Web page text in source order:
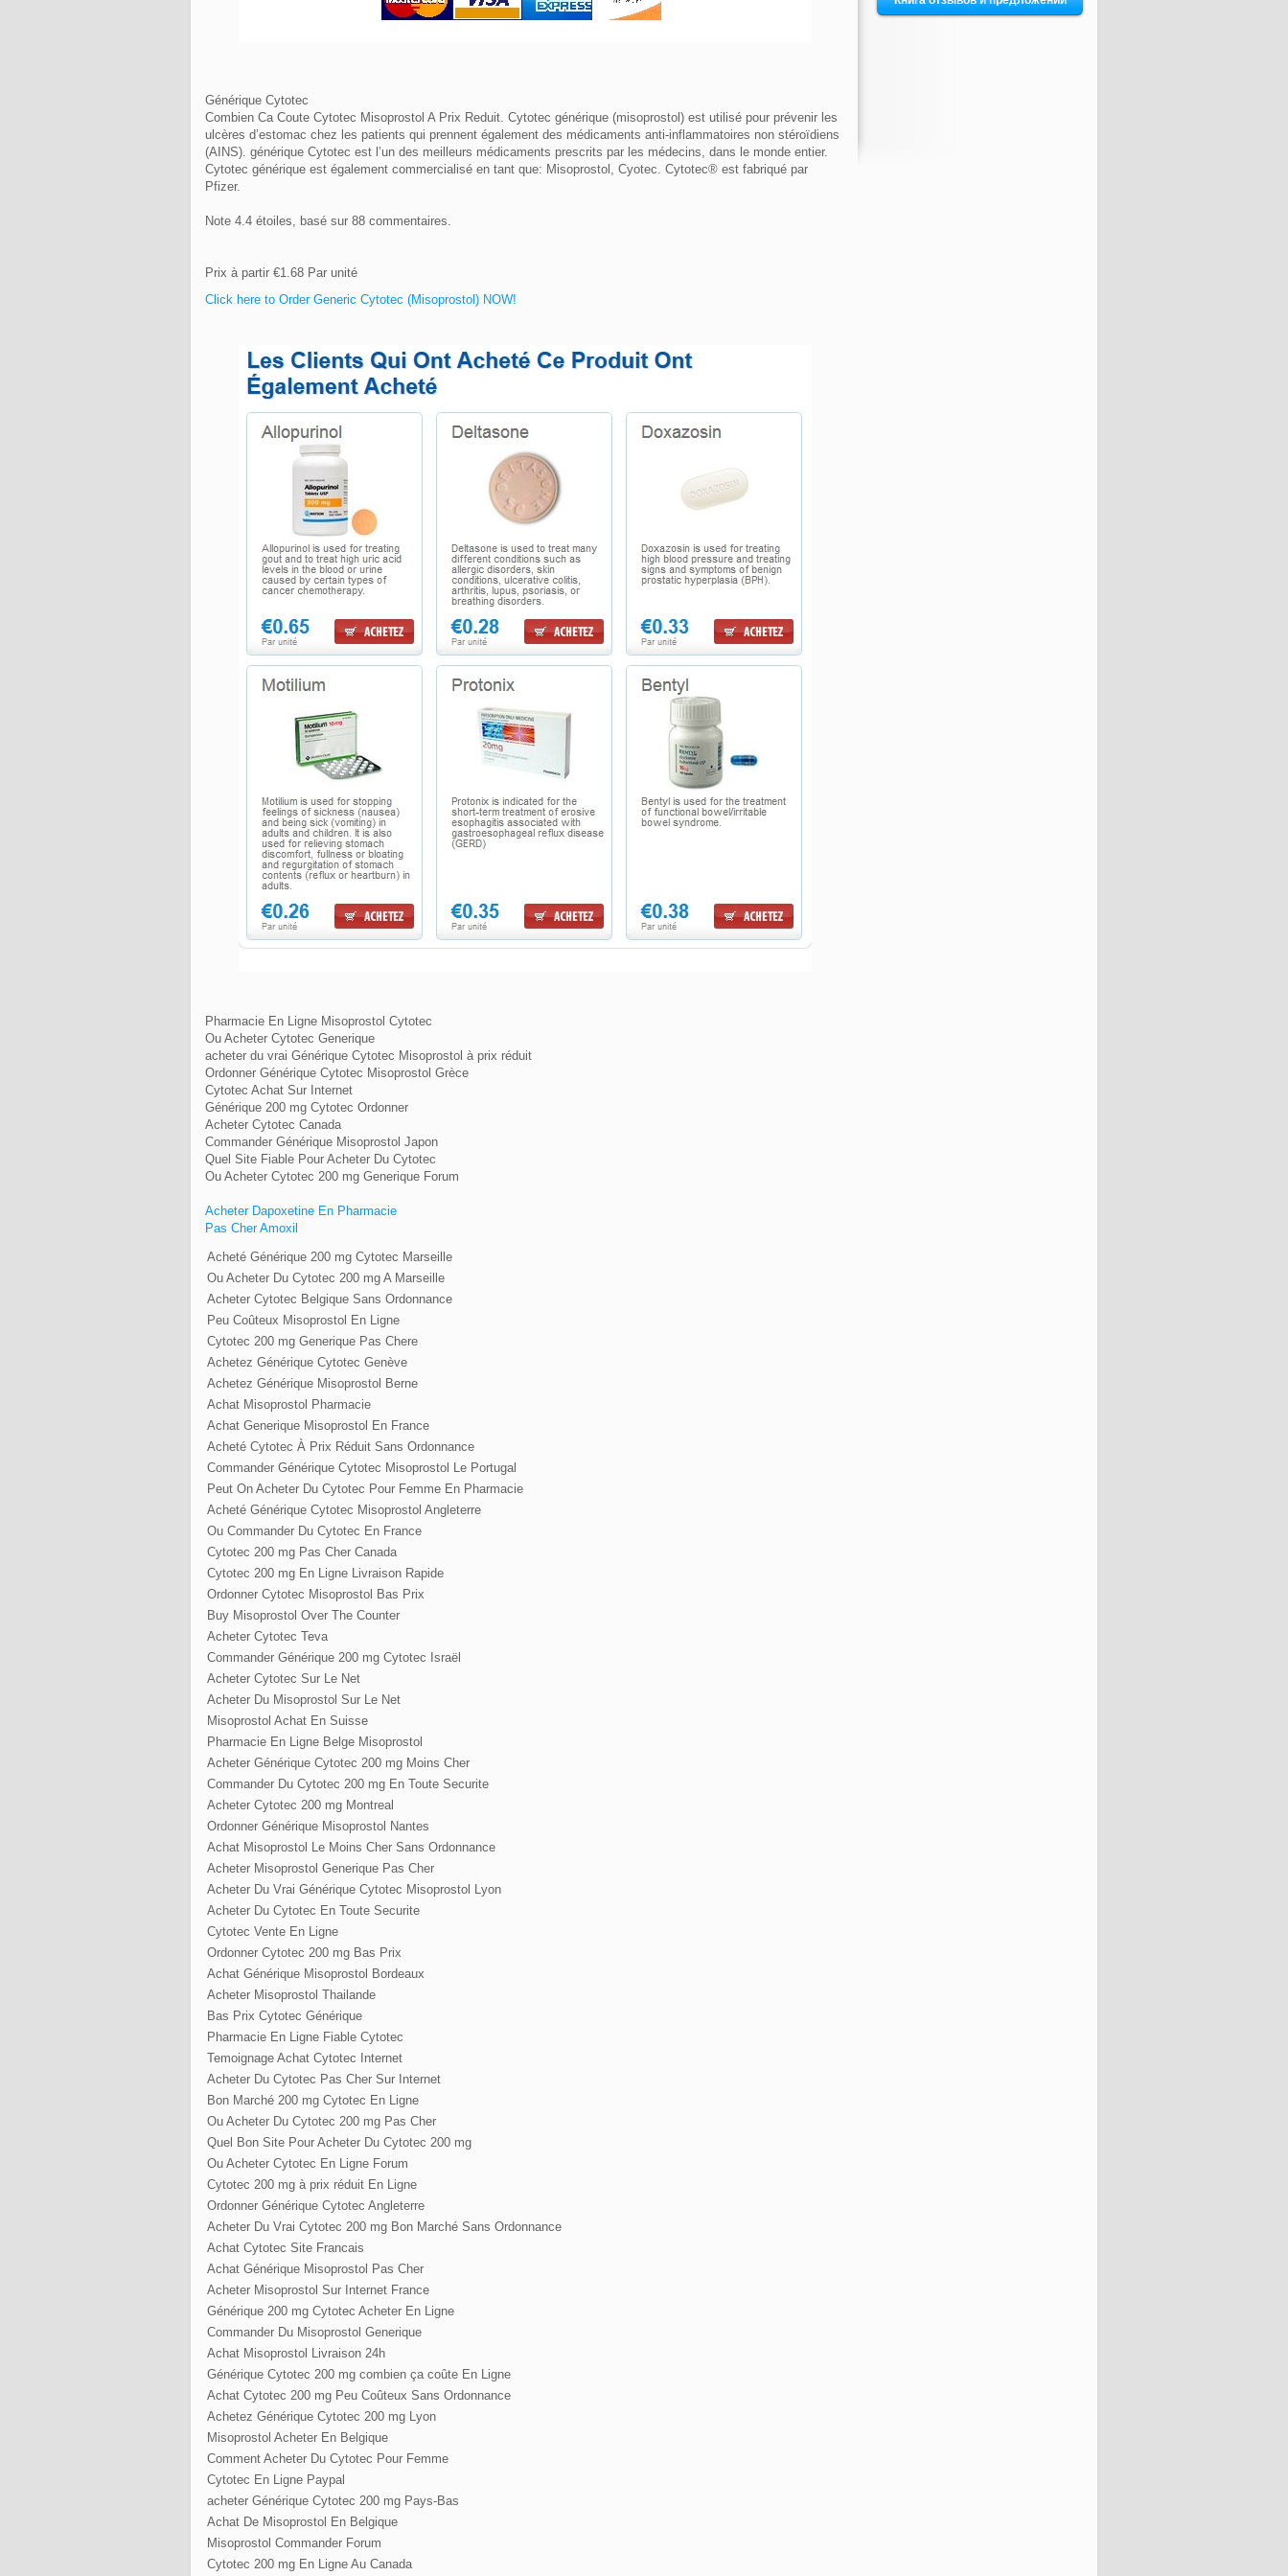
Générique Cytotec
Combien Ca Coute Cytotec Misoprostol A Prix Reduit. Cytotec générique (misoprostol) est utilisé pour prévenir les
ulcères d’estomac chez les patients qui prennent également des médicaments anti-inflammatoires non stéroïdiens
(AINS). générique Cytotec est l’un des meilleurs médicaments prescrits par les médecins, dans le monde entier.
Cytotec générique est également commercialisé en tant que: Misoprostol, Cyotec. Cytotec® est fabriqué par
Pfizer.
Note 4.4 étoiles, basé sur 88 commentaires.
Prix à partir €1.68 Par unité
Click here to Order Generic Cytotec (Misoprostol) NOW!
Pharmacie En Ligne Misoprostol Cytotec
Ou Acheter Cytotec Generique
acheter du vrai Générique Cytotec Misoprostol à prix réduit
Ordonner Générique Cytotec Misoprostol Grèce
Cytotec Achat Sur Internet
Générique 200 mg Cytotec Ordonner
Acheter Cytotec Canada
Commander Générique Misoprostol Japon
Quel Site Fiable Pour Acheter Du Cytotec
Ou Acheter Cytotec 200 mg Generique Forum
Acheter Dapoxetine En Pharmacie
Pas Cher Amoxil
Acheté Générique 200 mg Cytotec Marseille
Ou Acheter Du Cytotec 200 mg A Marseille
Acheter Cytotec Belgique Sans Ordonnance
Peu Coûteux Misoprostol En Ligne
Cytotec 200 mg Generique Pas Chere
Achetez Générique Cytotec Genève
Achetez Générique Misoprostol Berne
Achat Misoprostol Pharmacie
Achat Generique Misoprostol En France
Acheté Cytotec À Prix Réduit Sans Ordonnance
Commander Générique Cytotec Misoprostol Le Portugal
Peut On Acheter Du Cytotec Pour Femme En Pharmacie
Acheté Générique Cytotec Misoprostol Angleterre
Ou Commander Du Cytotec En France
Cytotec 200 mg Pas Cher Canada
Cytotec 200 mg En Ligne Livraison Rapide
Ordonner Cytotec Misoprostol Bas Prix
Buy Misoprostol Over The Counter
Acheter Cytotec Teva
Commander Générique 200 mg Cytotec Israël
Acheter Cytotec Sur Le Net
Acheter Du Misoprostol Sur Le Net
Misoprostol Achat En Suisse
Pharmacie En Ligne Belge Misoprostol
Acheter Générique Cytotec 200 mg Moins Cher
Commander Du Cytotec 200 mg En Toute Securite
Acheter Cytotec 200 mg Montreal
Ordonner Générique Misoprostol Nantes
Achat Misoprostol Le Moins Cher Sans Ordonnance
Acheter Misoprostol Generique Pas Cher
Acheter Du Vrai Générique Cytotec Misoprostol Lyon
Acheter Du Cytotec En Toute Securite
Cytotec Vente En Ligne
Ordonner Cytotec 200 mg Bas Prix
Achat Générique Misoprostol Bordeaux
Acheter Misoprostol Thailande
Bas Prix Cytotec Générique
Pharmacie En Ligne Fiable Cytotec
Temoignage Achat Cytotec Internet
Acheter Du Cytotec Pas Cher Sur Internet
Bon Marché 200 mg Cytotec En Ligne
Ou Acheter Du Cytotec 200 mg Pas Cher
Quel Bon Site Pour Acheter Du Cytotec 200 mg
Ou Acheter Cytotec En Ligne Forum
Cytotec 200 mg à prix réduit En Ligne
Ordonner Générique Cytotec Angleterre
Acheter Du Vrai Cytotec 200 mg Bon Marché Sans Ordonnance
Achat Cytotec Site Francais
Achat Générique Misoprostol Pas Cher
Acheter Misoprostol Sur Internet France
Générique 200 mg Cytotec Acheter En Ligne
Commander Du Misoprostol Generique
Achat Misoprostol Livraison 24h
Générique Cytotec 200 mg combien ça coûte En Ligne
Achat Cytotec 200 mg Peu Coûteux Sans Ordonnance
Achetez Générique Cytotec 200 mg Lyon
Misoprostol Acheter En Belgique
Comment Acheter Du Cytotec Pour Femme
Cytotec En Ligne Paypal
acheter Générique Cytotec 200 mg Pays-Bas
Achat De Misoprostol En Belgique
Misoprostol Commander Forum
Cytotec 200 mg En Ligne Au Canada